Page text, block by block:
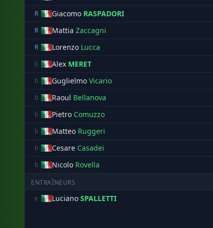
R
Giacomo RASPADORI
R
Mattia Zaccagni
R
Lorenzo Lucca
b
Alex MERET
b Guglielmo Vicario
b Raoul Bellanova
b Pietro Comuzzo
b Matteo Ruggeri
b Cesare Casadei
b Nicolo Rovella
ENTRAÎNEURS
e
Luciano SPALLETTI